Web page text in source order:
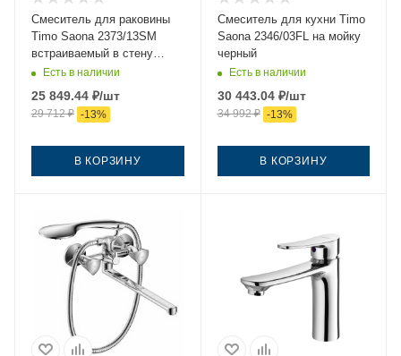
Смеситель для раковины
Timo Saona 2373/13SM
встраиваемый в стену
никель
Есть в наличии
25 849.44 ₽/шт
29 712₽ -13%
В КОРЗИНУ
Смеситель для кухни Timo
Saona 2346/03FL на мойку
черный
Есть в наличии
30 443.04₽/шт
34 992₽ -13%
В КОРЗИНУ